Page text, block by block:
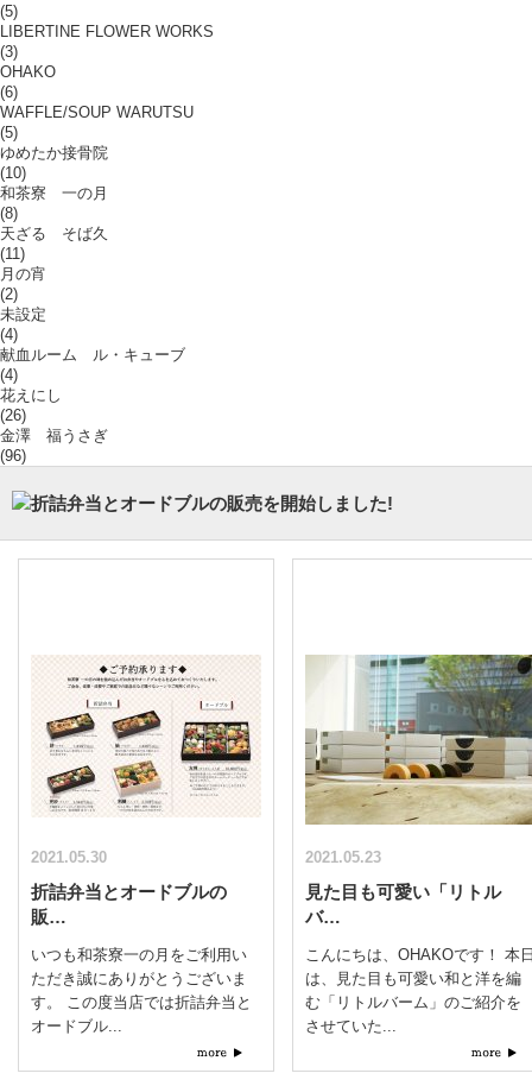
(5)
LIBERTINE FLOWER WORKS
(3)
OHAKO
(6)
WAFFLE/SOUP WARUTSU
(5)
ゆめたか接骨院
(10)
和茶寮 一の月
(8)
天ざる そば久
(11)
月の宵
(2)
未設定
(4)
献血ルーム ル・キューブ
(4)
花えにし
(26)
金澤 福うさぎ
(96)
2021.05.30
折詰弁当とオードブルの
販…
いつも和茶寮一の月をご利用い
ただき誠にありがとうございま
す。 この度当店では折詰弁当と
オードブル...
2021.05.23
見た目も可愛い「リトル
バ…
こんにちは、OHAKOです！ 本
は、見た目も可愛い和と洋を編
む「リトルバーム」のご紹介を
させていた...